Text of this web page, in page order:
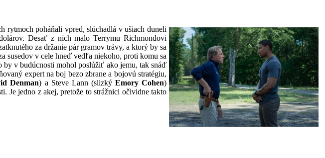
rytmoch poháňali vpred, slúchadlá v ušiach duneli
Desať z nich malo Terrymu Richmondovi
za držanie pár gramov trávy, a ktorý by sa
susedov v cele hneď vedľa niekoho, proti komu sa
by v budúcnosti mohol poslúžiť ako jemu, tak snáď
expert na boj bezo zbrane a bojovú stratégiu,
Denman) a Steve Lann (slizký Emory Cohen)
Je jedno z akej, pretože to strážnici očividne takto